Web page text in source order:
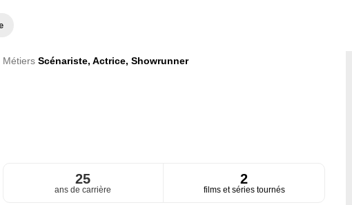
Métiers Scénariste, Actrice, Showrunner
25
ans de carrière
2
films et séries tournés